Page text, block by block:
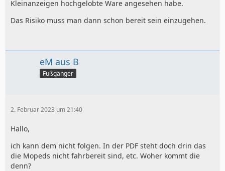
Kleinanzeigen hochgelobte Ware angesehen habe.
Das Risiko muss man dann schon bereit sein einzugehen.
eM aus B
Fußgänger
2. Februar 2023 um 21:40
Hallo,
ich kann dem nicht folgen. In der PDF steht doch drin das
die Mopeds nicht fahrbereit sind, etc. Woher kommt die
denn?